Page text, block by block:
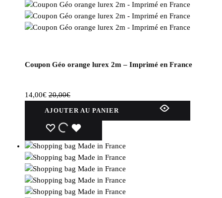
Coupon Géo orange lurex 2m – Imprimé en France
14,00€ 20,00€
AJOUTER AU PANIER